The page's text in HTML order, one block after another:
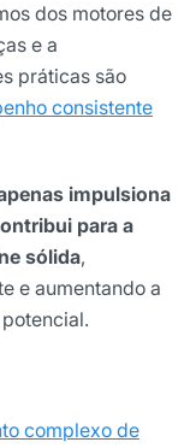
dos motores de
e a
práticas são
consistente
impulsiona
para a
sólida,
e aumentando a
complexo de